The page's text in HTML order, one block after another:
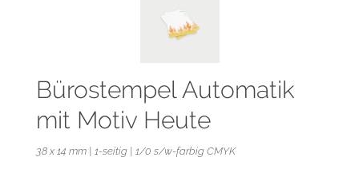
Bürostempel Automatik
mit Motiv Heute
38 x 14 mm | 1-seitig | 1/0 s/w-farbig CMYK